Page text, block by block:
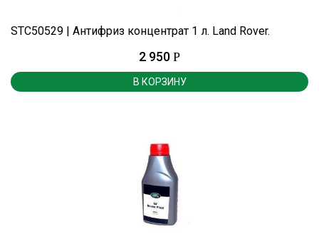
STC50529 | Антифриз концентрат 1 л. Land Rover.
2 950 Р
В КОРЗИНУ